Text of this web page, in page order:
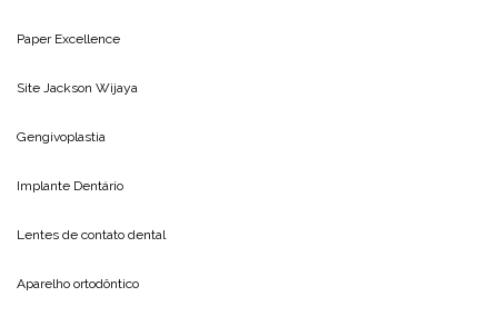
Paper Excellence
Site Jackson Wijaya
Gengivoplastia
Implante Dentário
Lentes de contato dental
Aparelho ortodôntico